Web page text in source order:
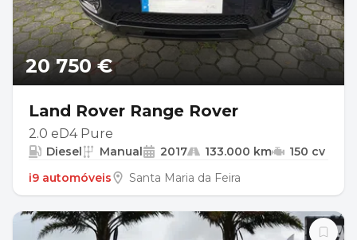
20 750 €
Land Rover Range Rover
2.0 eD4 Pure
Diesel Manual 2017 133.000 km
150 cv
i9 automóveis
Santa Maria da Feira